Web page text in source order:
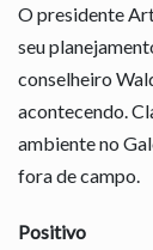
O presidente
seu
conselheiro
acontecendo.
ambiente no
fora de campo.
Positivo